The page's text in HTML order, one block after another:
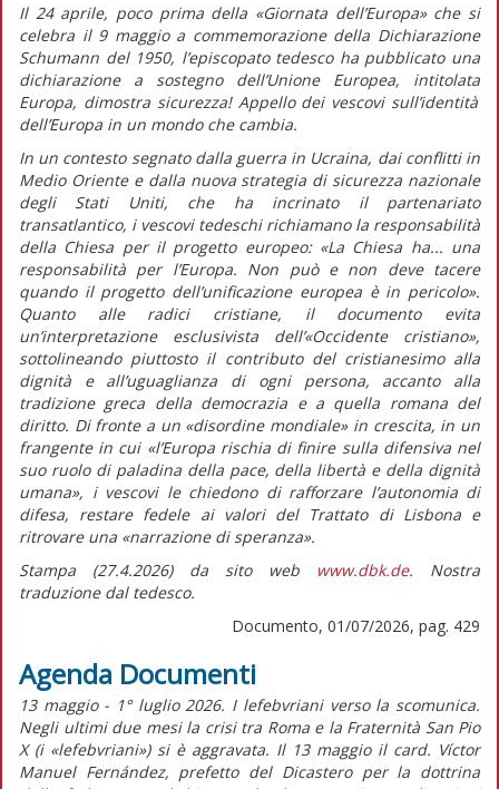
Il 24 aprile, poco prima della «Giornata dell’Europa» che si
celebra il 9 maggio a commemorazione della Dichiarazione
Schumann del 1950, l’episcopato tedesco ha pubblicato una
dichiarazione a sostegno dell’Unione Europea, intitolata
Europa, dimostra sicurezza! Appello dei vescovi sull’identità
dell’Europa in un mondo che cambia.
In un contesto segnato dalla guerra in Ucraina, dai conflitti in
Medio Oriente e dalla nuova strategia di sicurezza nazionale
degli Stati Uniti, che ha incrinato il partenariato
transatlantico, i vescovi tedeschi richiamano la responsabilità
della Chiesa per il progetto europeo: «La Chiesa ha... una
responsabilità per l’Europa. Non può e non deve tacere
quando il progetto dell’unificazione europea è in pericolo».
Quanto alle radici cristiane, il documento evita
un’interpretazione esclusivista dell’«Occidente cristiano»,
sottolineando piuttosto il contributo del cristianesimo alla
dignità e all’uguaglianza di ogni persona, accanto alla
tradizione greca della democrazia e a quella romana del
diritto. Di fronte a un «disordine mondiale» in crescita, in un
frangente in cui «l’Europa rischia di finire sulla difensiva nel
suo ruolo di paladina della pace, della libertà e della dignità
umana», i vescovi le chiedono di rafforzare l’autonomia di
difesa, restare fedele ai valori del Trattato di Lisbona e
ritrovare una «narrazione di speranza».
Stampa (27.4.2026) da sito web
www.dbk.de. Nostra
traduzione dal tedesco.
Documento, 01/07/2026, pag. 429
Agenda Documenti
13 maggio - 1° luglio 2026. I lefebvriani verso la scomunica.
Negli ultimi due mesi la crisi tra Roma e la Fraternità San Pio
X (i «lefebvriani») si è aggravata. Il 13 maggio il card. Víctor
Manuel Fernández, prefetto del Dicastero per la dottrina